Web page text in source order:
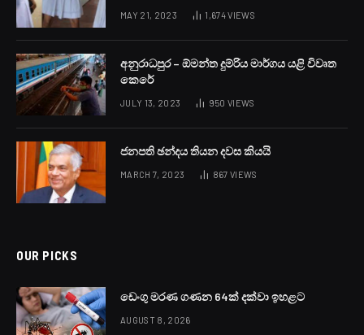
MAY 21, 2023 1,674VIEWS
අනුරාධපුර – ඕමන්ත දුම්රිය මාර්ගය යළි විවෘත
කෙරේ
JULY 13, 2023 950 VIEWS
ජනපති ඡන්දය තියන දවස කියයි
MARCH 7, 2023 867 VIEWS
OUR PICKS
ඩෙංගු මරණ ගණන 64ක් දක්වා ඉහළට
AUGUST 8, 2026